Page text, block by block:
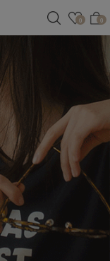
관심
0 0
검색